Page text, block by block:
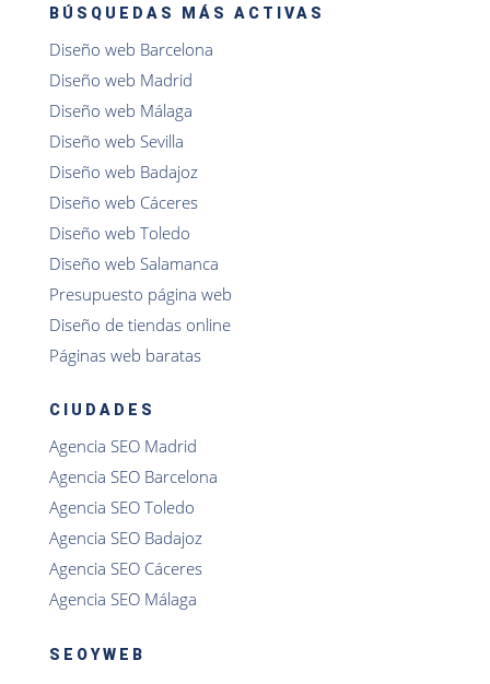
BÚSQUEDAS MÁS ACTIVAS
Diseño web Barcelona
Diseño web Madrid
Diseño web Málaga
Diseño web Sevilla
Diseño web Badajoz
Diseño web Cáceres
Diseño web Toledo
Diseño web Salamanca
Presupuesto página web
Diseño de tiendas online
Páginas web baratas
CIUDADES
Agencia SEO Madrid
Agencia SEO Barcelona
Agencia SEO Toledo
Agencia SEO Badajoz
Agencia SEO Cáceres
Agencia SEO Málaga
SEOYWEB